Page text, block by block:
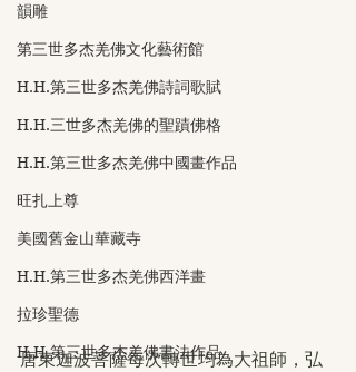
韻雕
第三世多杰羌佛文化藝術館
H.H.第三世多杰羌佛詩詞歌賦
H.H.三世多杰羌佛的聖蹟佛格
H.H.第三世多杰羌佛中國畫作品
旺扎上尊
美國舊金山華藏寺
H.H.第三世多杰羌佛西洋畫
拉珍聖德
H.H.第三世多杰羌佛書法作品
唐東迦波菩薩每次轉世均為大祖師，弘